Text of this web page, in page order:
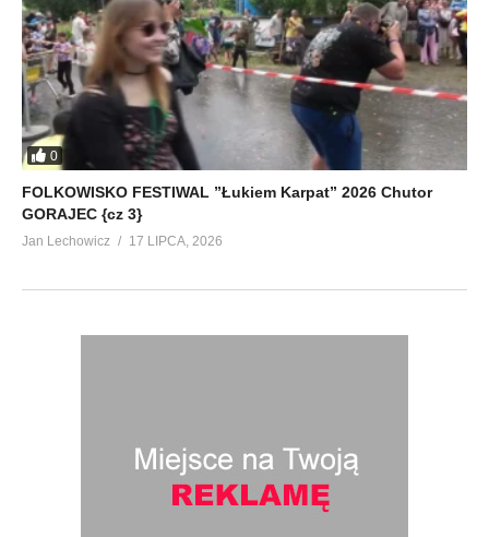
0
FOLKOWISKO FESTIWAL ”Łukiem Karpat” 2026 Chutor
GORAJEC {cz 3}
Jan Lechowicz 17 LIPCA, 2026